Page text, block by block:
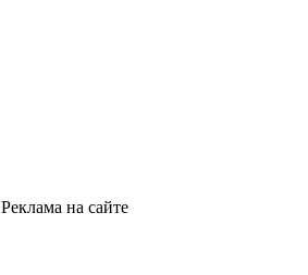
Реклама на сайте